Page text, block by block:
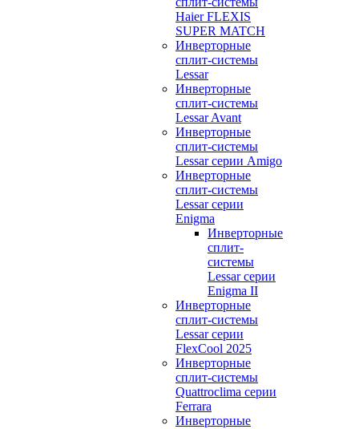
Haier FLEXIS
SUPER MATCH
Инверторные
сплит-системы
Lessar
Инверторные
сплит-системы
Lessar Avant
Инверторные
сплит-системы
Lessar серии Amigo
Инверторные
сплит-системы
Lessar серии
Enigma
Инверторные
сплит-
системы
Lessar серии
Enigma II
Инверторные
сплит-системы
Lessar серии
FlexCool 2025
Инверторные
сплит-системы
Quattroclima серии
Ferrara
Инверторные